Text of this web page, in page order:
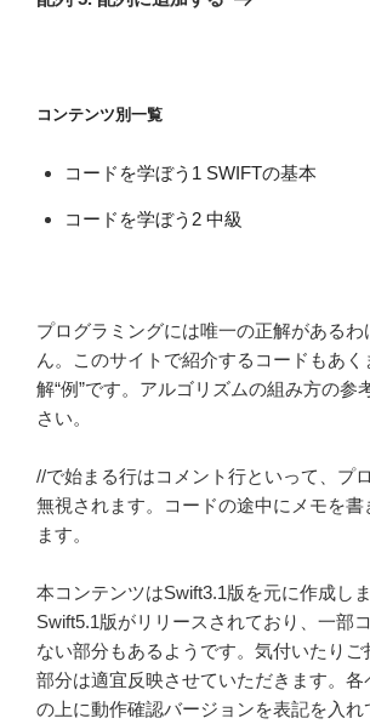
ン
コンテンツ別一覧
コードを学ぼう1 SWIFTの基本
コードを学ぼう2 中級
プログラミングには唯一の正解がある
ん。このサイトで紹介するコードもあく
解“例”です。アルゴリズムの組み方の参
さい。
//で始まる行はコメント行といって、プ
無視されます。コードの途中にメモを書
ます。
本コンテンツはSwift3.1版を元に作成し
Swift5.1版がリリースされており、一部
ない部分もあるようです。気付いたりご
部分は適宜反映させていただきます。
の上に動作確認バージョンを表記を入れ